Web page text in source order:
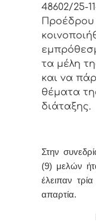
48602/25-
Πρoέδρoυ
τα μέλη
και vα
θέματα
διάταξης.
Στην
(9) μελών
έλειπαν
απαρτία.